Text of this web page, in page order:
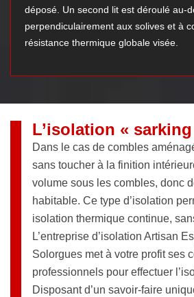
déposé. Un second lit est déroulé au-
perpendiculairement aux solives et à
résistance thermique globale visée.
L’isolation «
Dans le cas de combles
sans toucher à la finition
volume sous les combles, donc
habitable. Ce type d’isolation
isolation thermique continue,
L’entreprise d’isolation Artisan
Solorgues met à votre profit ses
professionnels pour effectuer
Disposant d’un savoir-faire